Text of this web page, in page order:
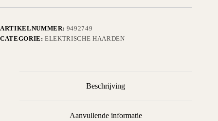
ARTIKELNUMMER: 9492749
CATEGORIE:ELEKTRISCHE HAARDEN
Beschrijving
Aanvullende informatie